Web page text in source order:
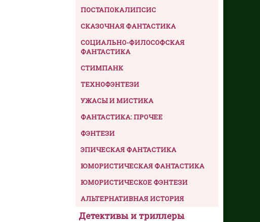
ПОСТАПОКАЛИПСИС
СКАЗОЧНАЯ ФАНТАСТИКА
СОЦИАЛЬНО-ФИЛОСОФСКАЯ
ФАНТАСТИКА
СТИМПАНК
ТЕХНОФЭНТЕЗИ
УЖАСЫ И МИСТИКА
ФАНТАСТИКА: ПРОЧЕЕ
ФЭНТЕЗИ
ЭПИЧЕСКАЯ ФАНТАСТИКА
ЮМОРИСТИЧЕСКАЯ ФАНТАСТИКА
ЮМОРИСТИЧЕСКОЕ ФЭНТЕЗИ
АЛЬТЕРНАТИВНАЯ ИСТОРИЯ
Детективы и триллеры